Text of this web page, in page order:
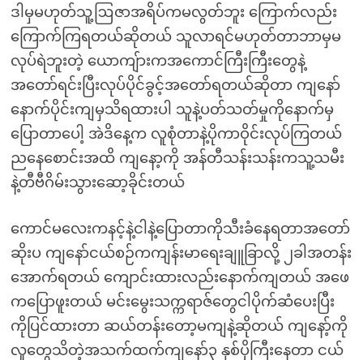
ဒါမှမဟုတ်သူ့ဩဇာအရိပ်ကမလွတ်ဘူး ကြောက်လည်း
ကြောက်ကြရတယ်ဆိုတယ် သူလာရင်မဟုတ်တာဘာမှမ
လုပ်ရဲဘူးတဲ့ ယောကျ်ားကအကောင်ကြီးကြီးတွေနဲ့
အတော်ရင်းပြီးလုပ်ပိုင်ခွင့်အတော်ရတယ်ဆိုတာ ကျနော်
နောက်ပိုင်းကျမှသိရထားပါ သူနဲ့ပတ်သတ်မှုကိုနောက်မှ
ပြောတာပေါ့ အဲဒိနေ့က လူစုံတာနဲ့ပိုကာဝိုင်းလုပ်ကြတယ်
ညနေစောင်းအထိ ကျနော့ကို အန်တီသန်းသန်းကသူ့သမီး
နဲ့တီဗီဂိမ်းသွားဆော့ခိုင်းတယ်
ကောင်မလေးကနင့်နဲ့ငါနဲ့ပြောတာကိုသီးခံနေရတာအတော်
ဆိုးပ ကျနော်ငယ်စဉ်ကကျန်းမာရေးချူခြာလို့ ၂ခါအတန်း
အောက်ရတယ် ကျောင်းထားလည်းနောက်ကျတယ် အဖေ
ကပြောဖူးတယ် မင်းမွေးသက္ကရာဇ်တွေငါပိုက်ဆံပေးပြီး
ကိုပြင်ထားတာ ဆယ်တန်းတော့မကျနဲ့ဆိုတယ် ကျနော့်ကို
လူတွေသိတဲ့အသက်ထက်ကျနော်၃ နှစ်ပိုကြီးနေတာ ငယ်